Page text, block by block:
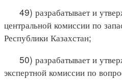
49) разрабатывает и
центральной комиссии по
Республики Казахстан;
50) разрабатывает и
экспертной комиссии по